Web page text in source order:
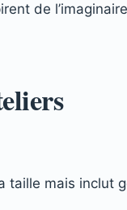
de
taille mais inclut